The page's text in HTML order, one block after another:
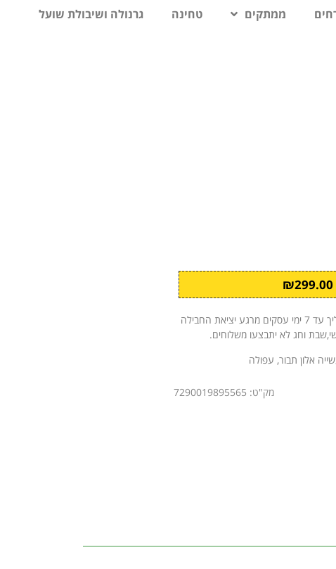
ממתקים טחינה גרנולה ושיבולת שועל
לאחר קבלת ההזמנה ואישורה, החבילה תישלח אליך עד 7 ימי עסקים מרגע יציאת החבילה
וחג לא יתבצעו משלוחים.
אלון תבור, עפולה
מק"ט: 7290019895565